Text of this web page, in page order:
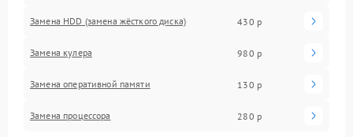
Замена HDD (замена жёсткого диска) 430 р
Замена кулера 980 р
Замена оперативной памяти 130 р
Замена процессора 280 р